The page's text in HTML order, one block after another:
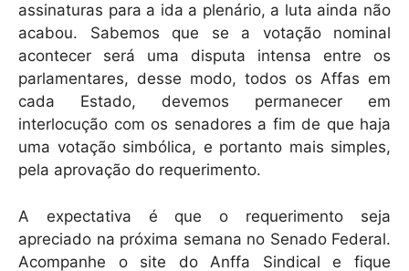
assinaturas para a ida a plenário, a luta ainda não
acabou. Sabemos que se a votação nominal
acontecer será uma disputa intensa entre os
parlamentares, desse modo, todos os Affas em
cada Estado, devemos permanecer em
interlocução com os senadores a fim de que haja
uma votação simbólica, e portanto mais simples,
pela aprovação do requerimento.
A expectativa é que o requerimento seja
apreciado na próxima semana no Senado Federal.
Acompanhe o site do Anffa Sindical e fique